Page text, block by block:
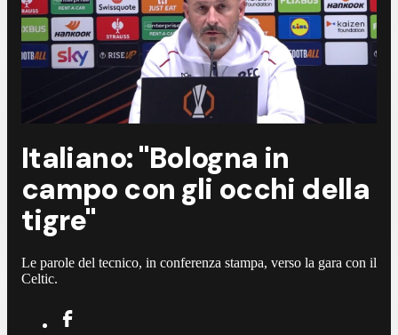
Italiano: "Bologna in
campo con gli occhi della
tigre"
Le parole del tecnico, in conferenza stampa, verso la gara con il
Celtic.